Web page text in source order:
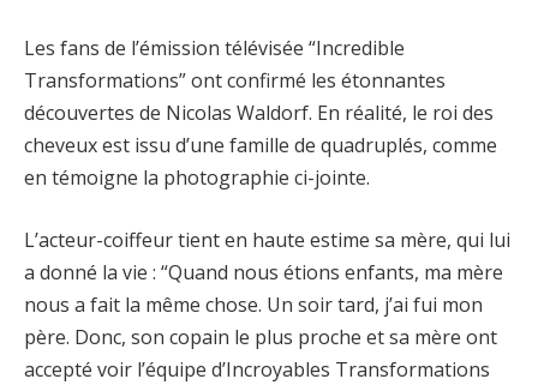
Les fans de l’émission télévisée “Incredible
Transformations” ont confirmé les étonnantes
découvertes de Nicolas Waldorf. En réalité, le roi des
cheveux est issu d’une famille de quadruplés, comme
en témoigne la photographie ci-jointe.
L’acteur-coiffeur tient en haute estime sa mère, qui lui
a donné la vie : “Quand nous étions enfants, ma mère
nous a fait la même chose. Un soir tard, j’ai fui mon
père. Donc, son copain le plus proche et sa mère ont
accepté voir l’équipe d’Incroyables Transformations